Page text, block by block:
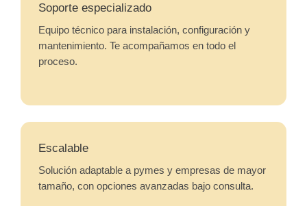
Soporte especializado
Equipo técnico para instalación, configuración y
mantenimiento. Te acompañamos en todo el
proceso.
Escalable
Solución adaptable a pymes y empresas de mayor
tamaño, con opciones avanzadas bajo consulta.